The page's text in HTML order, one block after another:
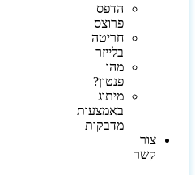
הדפס
פרוצס
חריטה
בלייזר
מהו
פנטון?
מיתוג
באמצעות
מדבקות
צור
קשר